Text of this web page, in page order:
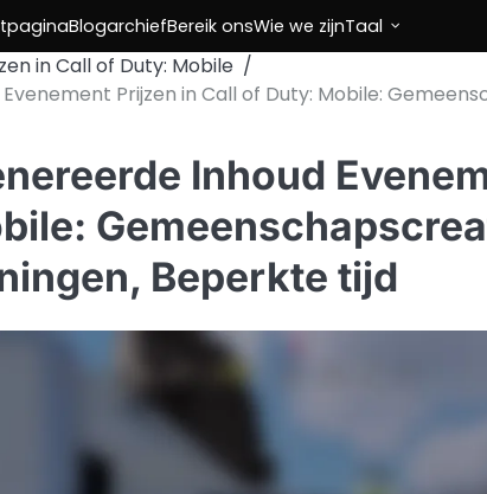
BlogarchiefBereik onsWie we zijnTaal
in Call of Duty: Mobile
Prijzen in Call of Duty: Mobile:
Inhoud
Beperkte tijd